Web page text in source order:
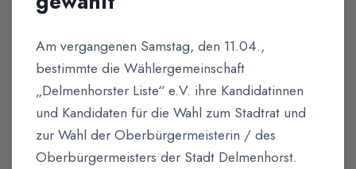
Am vergangenen Samstag, den 11.04.,
bestimmte die Wählergemeinschaft
„Delmenhorster Liste“ e.V. ihre Kandidatinnen
und Kandidaten für die Wahl zum Stadtrat und
zur Wahl der Oberbürgermeisterin / des
Oberbürgermeisters der Stadt Delmenhorst.